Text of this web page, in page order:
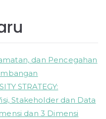
c
dan Pencegahan
STRATEGY:
Stakeholder dan Data
dan 3 Dimensi